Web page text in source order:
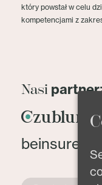
który powstał w celu
kompetencjami z
Nasi